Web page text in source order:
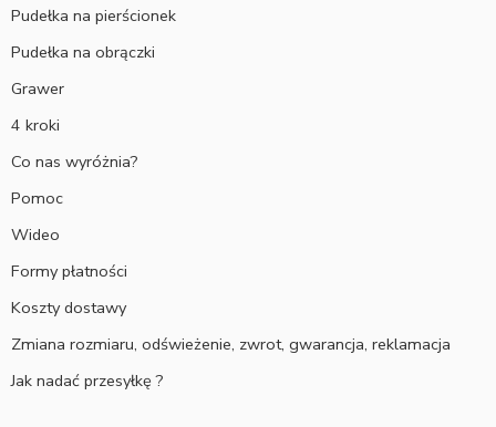
Pudełka na pierścionek
Pudełka na obrączki
Grawer
4 kroki
Co nas wyróżnia?
Pomoc
Wideo
Formy płatności
Koszty dostawy
Zmiana rozmiaru, odświeżenie, zwrot, gwarancja, reklamacja
Jak nadać przesyłkę ?